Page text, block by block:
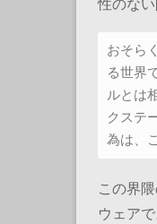
おそら
る世界
ルとは
クステ
為は、
この界
ウェア